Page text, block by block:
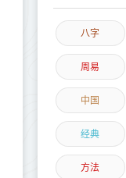
八字
周易
中国
经典
方法